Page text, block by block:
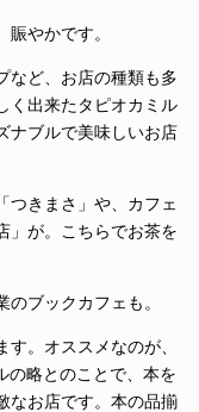
やかです。
など、お店の種類も多
く出来たタピオカミル
ナブルで美味しいお店
つきまさ」や、カフェ
が。こちらでお茶を
ブックカフェも。
。オススメなのが、
の略とのことで、本を
なお店です。本の品揃